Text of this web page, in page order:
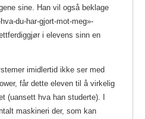
sine. Han vil også beklage
du-har-gjort-mot-meg»-
i elevens sinn en
imidlertid ikke ser med
får dette eleven til å virkelig
(uansett hva han studerte). I
maskineri der, som kan